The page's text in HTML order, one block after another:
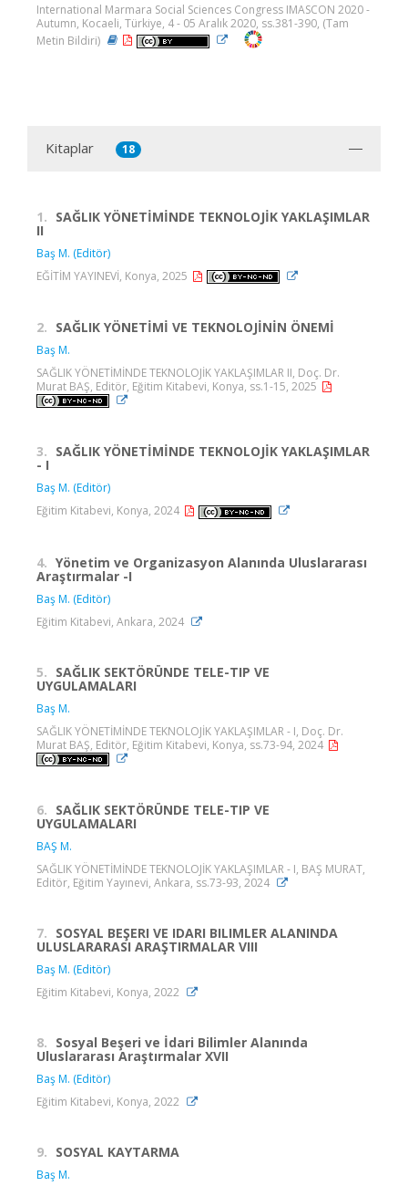
International Marmara Social Sciences Congress IMASCON 2020 -
Autumn, Kocaeli, Türkiye, 4 - 05 Aralık 2020, ss.381-390, (Tam
Metin Bildiri)
Kitaplar 18
1. SAĞLIK YÖNETİMİNDE TEKNOLOJİK YAKLAŞIMLAR
II
Baş M. (Editör)
EĞİTİM YAYINEVİ, Konya, 2025
2. SAĞLIK YÖNETİMİ VE TEKNOLOJİNİN ÖNEMİ
Baş M.
SAĞLIK YÖNETİMİNDE TEKNOLOJİK YAKLAŞIMLAR II, Doç. Dr.
Murat BAŞ, Editör, Eğitim Kitabevi, Konya, ss.1-15, 2025
3. SAĞLIK YÖNETİMİNDE TEKNOLOJİK YAKLAŞIMLAR
- I
Baş M. (Editör)
Eğitim Kitabevi, Konya, 2024
4. Yönetim ve Organizasyon Alanında Uluslararası
Araştırmalar -I
Baş M. (Editör)
Eğitim Kitabevi, Ankara, 2024
5. SAĞLIK SEKTÖRÜNDE TELE-TIP VE
UYGULAMALARI
Baş M.
SAĞLIK YÖNETİMİNDE TEKNOLOJİK YAKLAŞIMLAR - I, Doç. Dr.
Murat BAŞ, Editör, Eğitim Kitabevi, Konya, ss.73-94, 2024
6. SAĞLIK SEKTÖRÜNDE TELE-TIP VE
UYGULAMALARI
BAŞ M.
SAĞLIK YÖNETİMİNDE TEKNOLOJİK YAKLAŞIMLAR - I, BAŞ MURAT,
Editör, Eğitim Yayınevi, Ankara, ss.73-93, 2024
7. SOSYAL BEŞERI VE IDARI BILIMLER ALANINDA
ULUSLARARASI ARAŞTIRMALAR VIII
Baş M. (Editör)
Eğitim Kitabevi, Konya, 2022
8. Sosyal Beşeri ve İdari Bilimler Alanında
Uluslararası Araştırmalar XVII
Baş M. (Editör)
Eğitim Kitabevi, Konya, 2022
9. SOSYAL KAYTARMA
Baş M.